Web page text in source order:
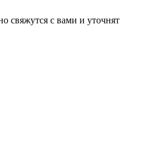
свяжутся с вами и уточнят